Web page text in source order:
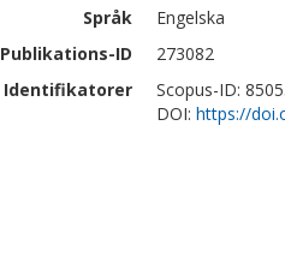
Språk
Engelska
Publikations-ID
273082
Identifikatorer
Scopus-ID:
DOI: https://